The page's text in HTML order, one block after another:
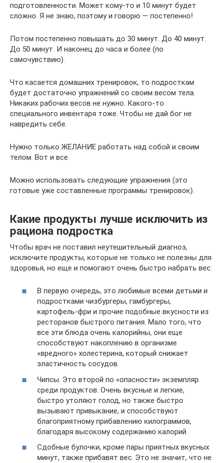
подготовленности. Может кому-то и 10 минут будет
сложно. Я не знаю, поэтому и говорю — постепенно!
Потом постепенно повышать до 30 минут. До 40 минут.
До 50 минут. И наконец до часа и более (по
самочувствию).
Что касается домашних тренировок, то подросткам
будет достаточно упражнений со своим весом тела.
Никаких рабочих весов не нужно. Какого-то
специального инвентаря тоже. Чтобы не дай бог не
навредить себе.
Нужно только ЖЕЛАНИЕ работать над собой и своим
телом. Вот и все.
Можно использовать следующие упражнения (это
готовые уже составленные программы тренировок).
Какие продукты лучше исключить из
рациона подростка
Чтобы врач не поставил неутешительный диагноз,
исключите продукты, которые не только не полезны для
здоровья, но еще и помогают очень быстро набрать вес:
В первую очередь, это любимые всеми детьми и
подростками чизбургеры, гамбургеры,
картофель-фри и прочие подобные вкусности из
ресторанов быстрого питания. Мало того, что
все эти блюда очень калорийны, они еще
способствуют накоплению в организме
«вредного» холестерина, который снижает
эластичность сосудов.
Чипсы. Это второй по «опасности» экземпляр
среди продуктов. Очень вкусные и легкие,
быстро утоляют голод, но также быстро
вызывают привыкание, и способствуют
благоприятному прибавлению килограммов,
благодаря высокому содержанию калорий.
Сдобные булочки, кроме пары приятных вкусных
минут, также прибавят вес. Это не значит, что не